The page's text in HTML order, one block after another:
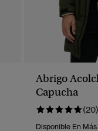
Abrigo
Capucha
(20)
Disponible En